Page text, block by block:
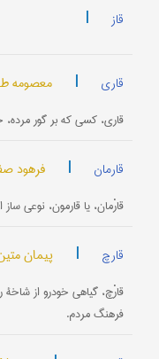
قاز |
قاری | معصومه
قاری، کسی که بر گور
قارمان | فرهود
قارْمان، یا قارمون، نوعی
قارچ | پیمان
قارْچ، گیاهی خودرو از شاخۀ
فرهنگ مردم.